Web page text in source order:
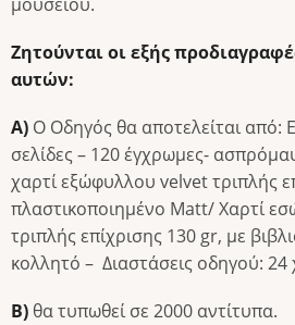
Ζητούνται οι εξής
αυτών:
Α) Ο Οδηγός θα αποτελείται από:
σελίδες – 120 έγχρωμες-
χαρτί εξώφυλλου velvet τριπλής
πλαστικοποιημένο Matt/ Χαρτί
τριπλής επίχρισης 130 gr, με
κολλητό – Διαστάσεις οδηγού: 24
Β) θα τυπωθεί σε 2000 αντίτυπα.